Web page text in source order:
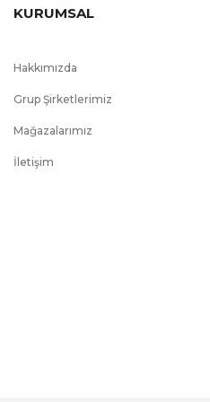
KURUMSAL
Hakkımızda
Grup Şirketlerimiz
Mağazalarımız
İletişim